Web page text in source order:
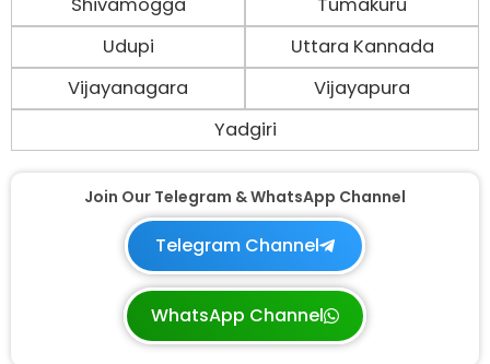
Udupi
Uttara Kannada
Vijayanagara
Vijayapura
Yadgiri
Join Our Telegram & WhatsApp Channel
Telegram Channel
WhatsApp Channel